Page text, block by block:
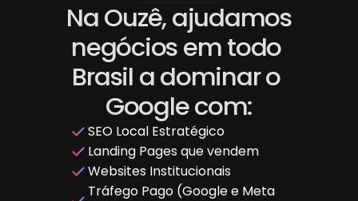
Na Ouzê, ajudamos
negócios em todo
Brasil a dominar o
Google com:
SEO Local Estratégico
Landing Pages que vendem
Websites Institucionais
Tráfego Pago (Google e Meta